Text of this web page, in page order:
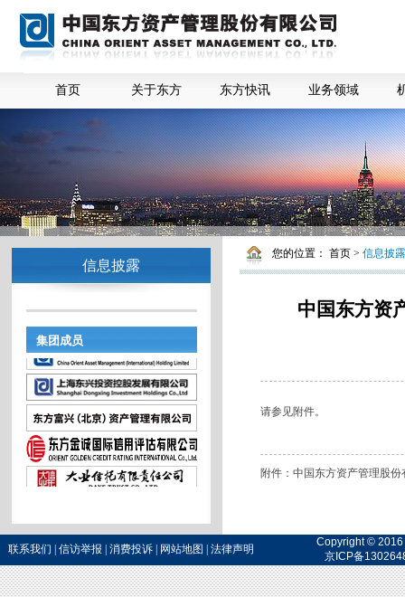
首页 关于东方 东方快讯 业务领域
信息披露
集团成员
您的位置： 首页 > 信息披露
中国东方资
请参见附件。
附件： 中国东方资产管理股份
联系我们 信访举报 消费投诉 网站地图 法律声明
Copyright © 2016
京ICP备